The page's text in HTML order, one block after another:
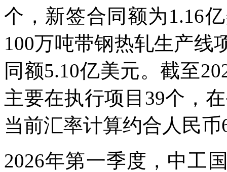
个，新签合同额为1.16
100万吨带钢热轧生产线
同额5.10亿美元。截至
主要在执行项目39个，
当前汇率计算约合人民币
2026年第一季度，中工